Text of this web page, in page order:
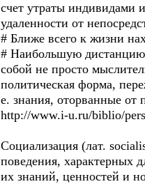
счет утраты индивидами
удаленности от
# Ближе всего к жизни
# Наибольшую
собой не просто
политическая форма,
е. знания, оторванные от
http://www.i-u.ru/biblio/
Социализация (лат.
поведения, характерных
их знаний, ценностей и